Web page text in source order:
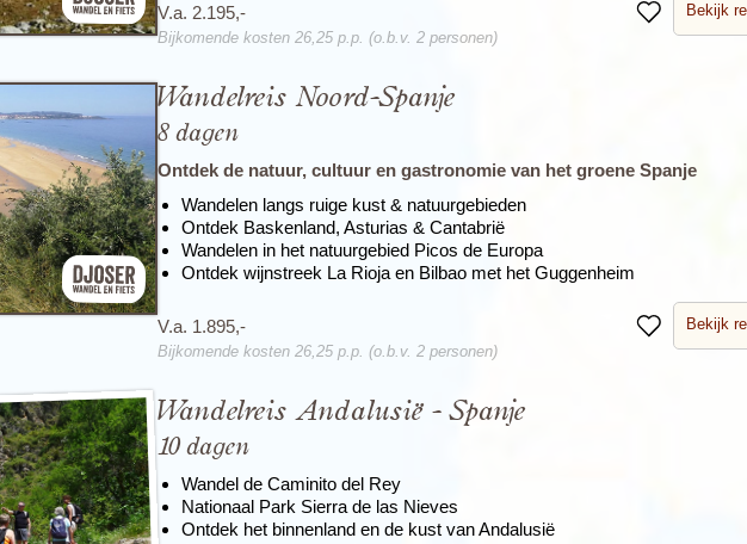
V.a. 2.195,- Bewaren
Bekijk
Bijkomende kosten 26,25 p.p. (o.b.v. 2 personen)
Wandelreis Noord-Spanje
8 dagen
Ontdek de natuur, cultuur en gastronomie van het groene Spanje
Wandelen langs ruige kust & natuurgebieden
Ontdek Baskenland, Asturias & Cantabrië
Wandelen in het natuurgebied Picos de Europa
Ontdek wijnstreek La Rioja en Bilbao met het Guggenheim
V.a. 1.895,- Bewaren
Bekijk
Bijkomende kosten 26,25 p.p. (o.b.v. 2 personen)
Wandelreis Andalusië - Spanje
10 dagen
Wandel de Caminito del Rey
Nationaal Park Sierra de las Nieves
Ontdek het binnenland en de kust van Andalusië